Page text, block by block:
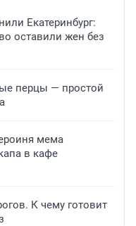
Екатеринбург:
оставили жен без
перцы — простой
мема
в кафе
К чему готовит